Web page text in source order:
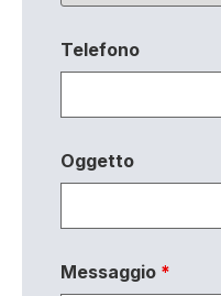
Telefono
Oggetto
Messaggio *